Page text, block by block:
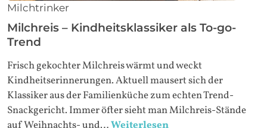
Milchtrinker
Milchreis – Kindheitsklassiker als To-go-
Trend
Frisch gekochter Milchreis wärmt und weckt
Kindheitserinnerungen. Aktuell mausert sich der
Klassiker aus der Familienküche zum echten Trend-
Snackgericht. Immer öfter sieht man Milchreis-Stände
auf Weihnachts- und…Weiterlesen